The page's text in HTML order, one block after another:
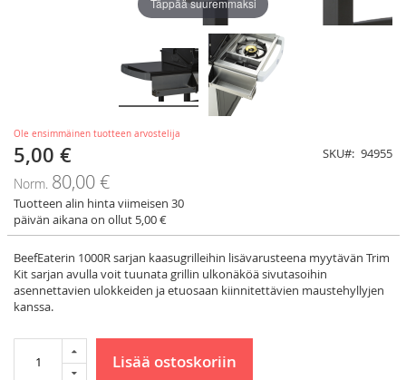
Ole ensimmäinen tuotteen arvostelija
Tarjoushinta
5,00 €
Norm. 80,00 €
Tuotteen alin hinta viimeisen 30
päivän aikana on ollut 5,00 €
SKU 94955
BeefEaterin 1000R sarjan kaasugrilleihin lisävarusteena myytävän Trim
Kit sarjan avulla voit tuunata grillin ulkonäköä sivutasoihin
asennettavien ulokkeiden ja etuosaan kiinnitettävien maustehyllyjen
kanssa.
Lisää ostoskoriin
Täppää suuremmaksi